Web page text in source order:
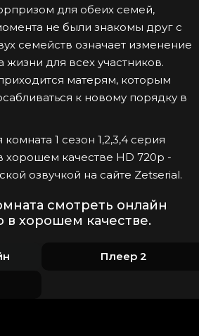
для обеих семей,
не были знакомы друг с
семейств означает изменение
для всех участников.
матерям, которым
к новому порядку в
1 сезон 1,2,3,4 серия
хорошем качестве HD 720p -
озвучкой на сайте Zetserial.
смотреть онлайн
в хорошем качестве.
Плеер 2